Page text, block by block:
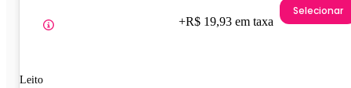
Leito
+R$ 19,93 em taxa
Selecionar